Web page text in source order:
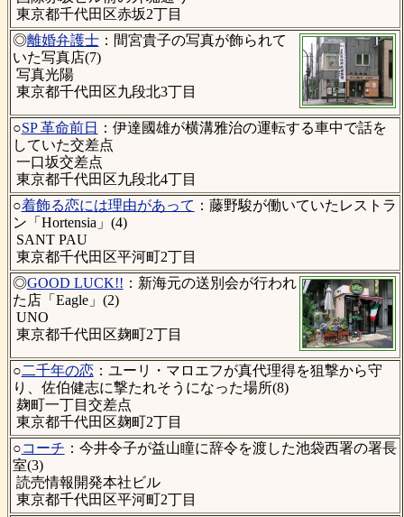
東京都千代田区赤坂2丁目
◎離婚弁護士：間宮貴子の写真が飾られて
いた写真店(7)
写真光陽
東京都千代田区九段北3丁目
○SP 革命前日
：伊達國雄が横溝雅治の運転する車中で話を
していた交差点
一口坂交差点
東京都千代田区九段北4丁目
○着飾る恋には理由があって ：藤野駿が働いていたレストラ
ン「Hortensia」(4)
SANT PAU
東京都千代田区平河町2丁目
◎GOOD LUCK!! ：新海元の送別会が行われ
た店「Eagle」(2)
UNO
東京都千代田区麹町2丁目
○二千年の恋：ユーリ・マロエフが真代理得を狙撃から守
り、佐伯健志に撃たれそうになった場所(8)
麹町一丁目交差点
東京都千代田区麹町2丁目
○コーチ ：今井令子が益山瞳に辞令を渡した池袋西署の署長
室(3)
読売情報開発本社ビル
東京都千代田区平河町2丁目